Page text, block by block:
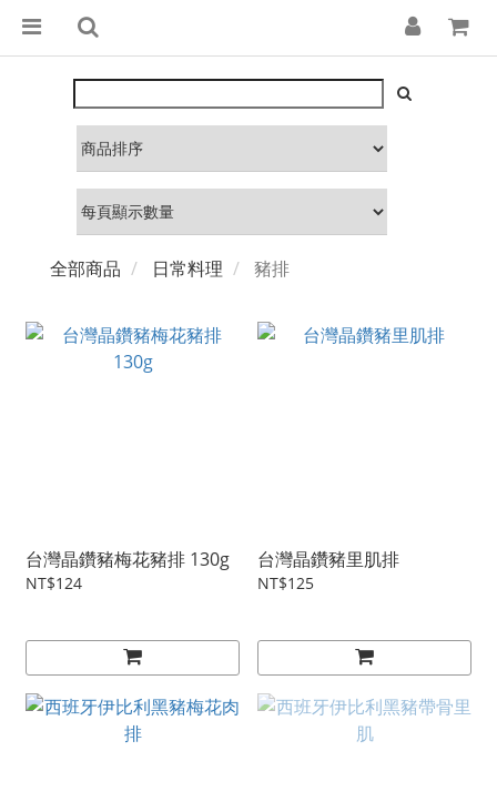
全部商品 日常料理 豬排
台灣晶鑽豬梅花豬排 130g
NT$124
台灣晶鑽豬里肌排
NT$125